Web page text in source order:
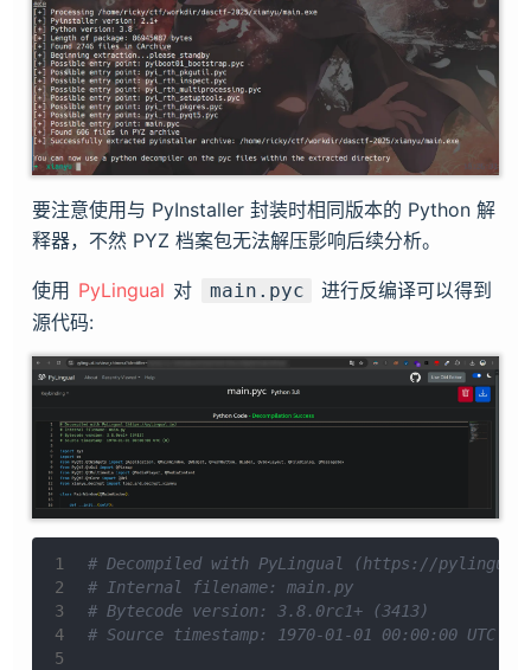
要注意使用与 PyInstaller 封装时相同版本的 Python 解
释器，不然 PYZ 档案包无法解压影响后续分析。
使用 PyLingual 对 main.pyc
进行反编译可以得到
源代码:
1
2
3
4
5
# Decompiled with PyLingual (https://
# Internal filename: main.py
# Bytecode version: 3.8.0rc1+ (3413)
# Source timestamp: 1970-01-01 00:00:00 UTC